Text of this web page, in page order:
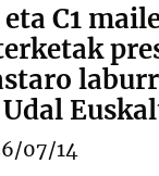
eta C1
07/14